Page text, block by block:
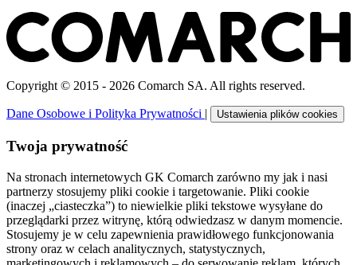
Copyright © 2015 - 2026 Comarch SA. All rights reserved.
Dane Osobowe i Polityka Prywatności | Ustawienia plików cookies
Twoja prywatność
Na stronach internetowych GK Comarch zarówno my jak i nasi
partnerzy stosujemy pliki cookie i targetowanie. Pliki cookie
(inaczej „ciasteczka”) to niewielkie pliki tekstowe wysyłane do
przeglądarki przez witrynę, którą odwiedzasz w danym momencie.
Stosujemy je w celu zapewnienia prawidłowego funkcjonowania
strony oraz w celach analitycznych, statystycznych,